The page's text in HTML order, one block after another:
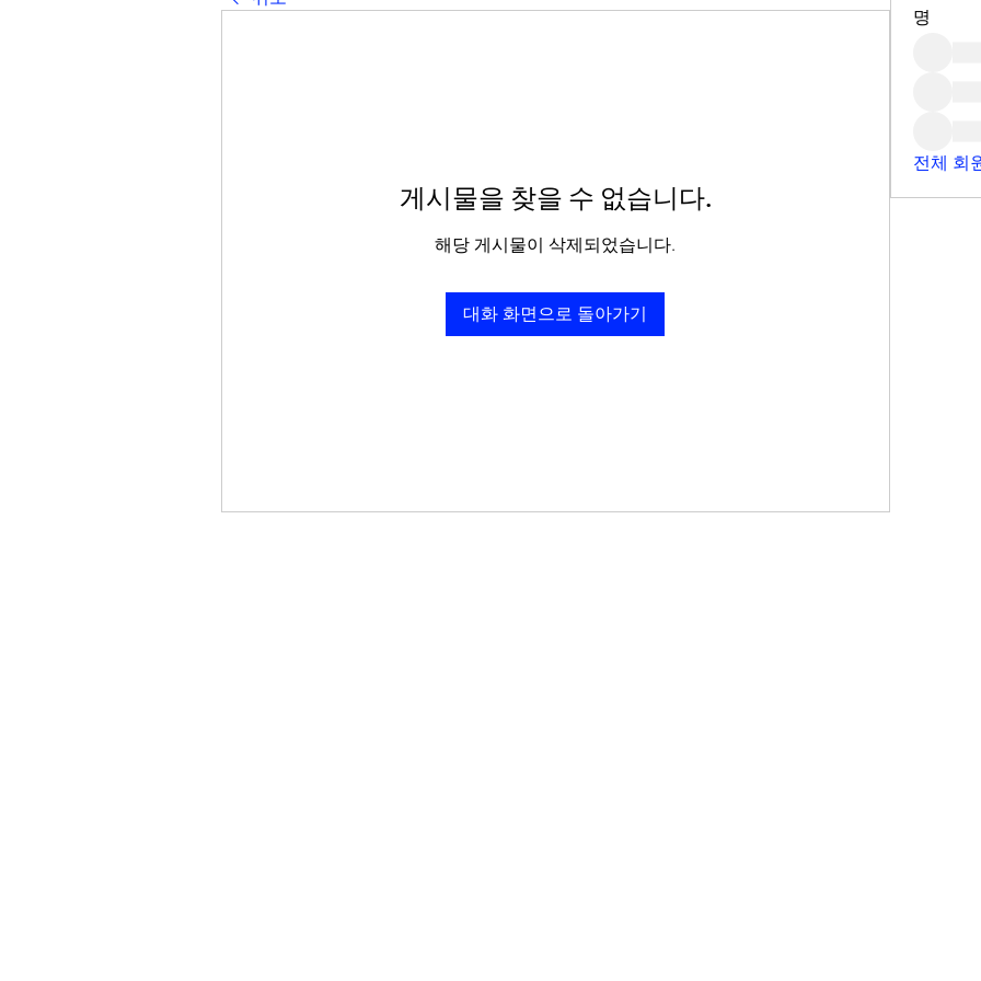
게시물을 찾을 수 없습니다.
해당 게시물이 삭제되었습니다.
대화 화면으로 돌아가기
명
전체 회